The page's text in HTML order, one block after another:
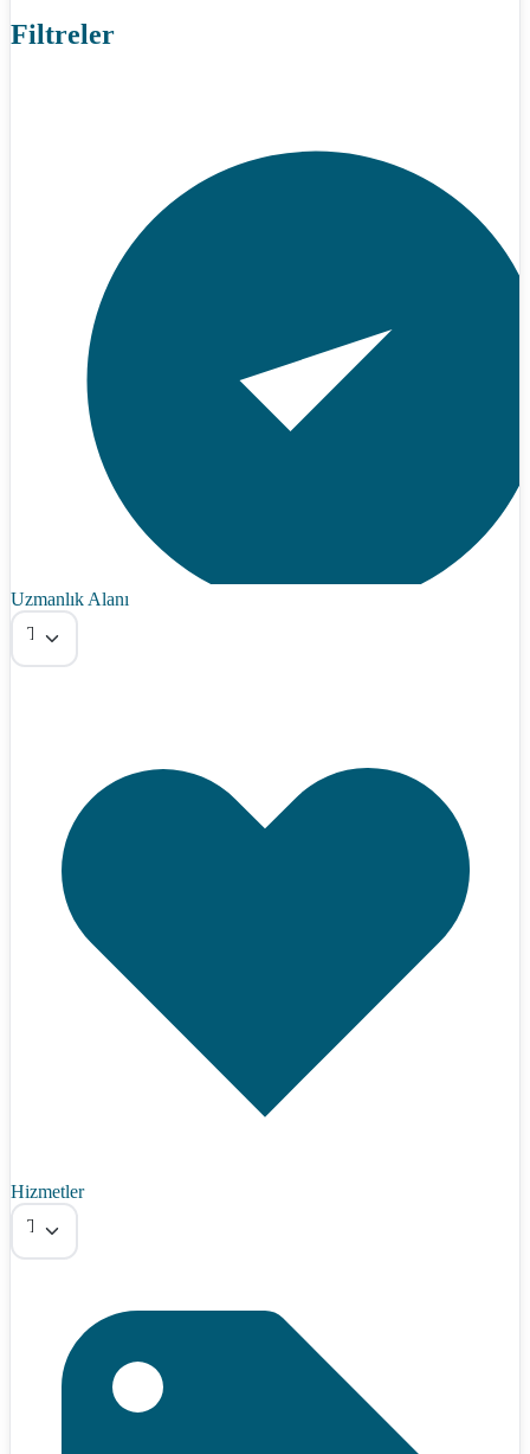
Filtreler
Uzmanlık Alanı
Tümü
Hizmetler
Tümü